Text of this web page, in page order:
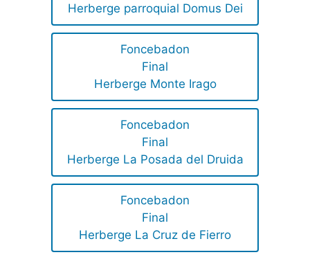
Herberge parroquial Domus Dei
Foncebadon
Final
Herberge Monte Irago
Foncebadon
Final
Herberge La Posada del Druida
Foncebadon
Final
Herberge La Cruz de Fierro